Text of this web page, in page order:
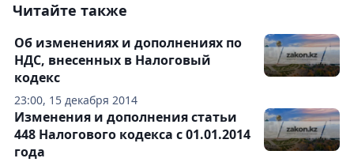
Читайте также
23:00, 15 декабря 2014
Об изменениях и дополнениях по
НДС, внесенных в Налоговый
кодекс
Изменения и дополнения статьи
448 Налогового кодекса с 01.01.2014
года